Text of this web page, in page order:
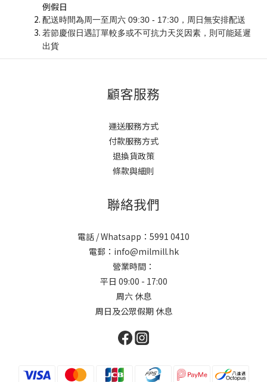
例假日
配送時間為周一至周六 09:30 - 17:30，周日無安排配送
若節慶假日遇訂單較多或不可抗力天災因素，則可能延遲
出貨
顧客服務
運送服務方式
付款服務方式
退換貨政策
條款與細則
聯絡我們
電話 / Whatsapp：5991 0410
電郵：info@milmill.hk
營業時間：
平日 09:00 - 17:00
周六 休息
周日及公眾假期 休息